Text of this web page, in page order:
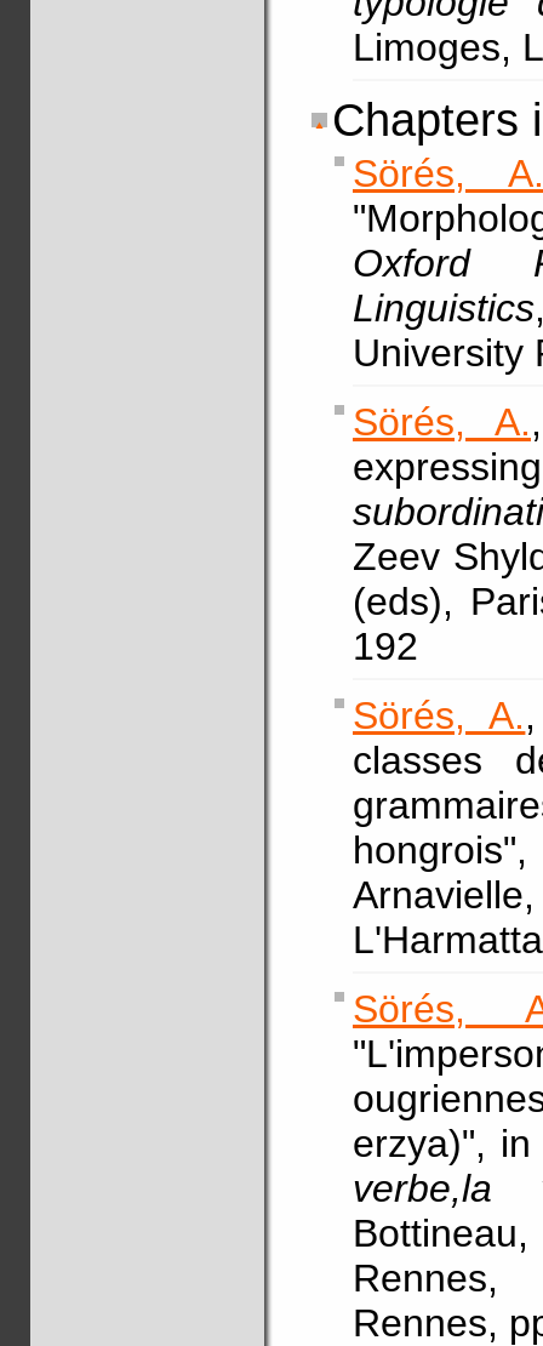
Limoges,
Chapters
Sörés,
Oxford
Linguistics
University
Sörés, A.
Zeev
(eds),
192
Sörés, A.
classes
Sörés,
erzya)",
verbe,la
Rennes,